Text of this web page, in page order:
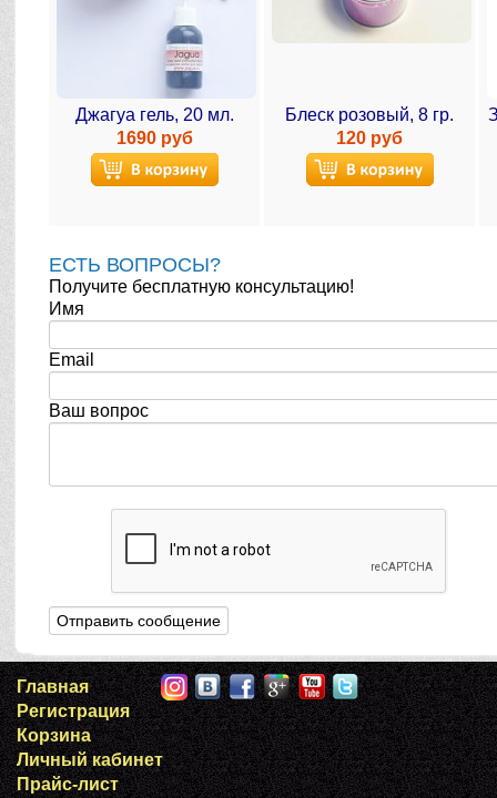
Джагуа гель, 20 мл.
1690 руб
Блеск розовый, 8 гр.
120 руб
ЕСТЬ ВОПРОСЫ?
Получите бесплатную консультацию!
Имя
Email
Ваш вопрос
Главная
Регистрация
Корзина
Личный кабинет
Прайс-лист